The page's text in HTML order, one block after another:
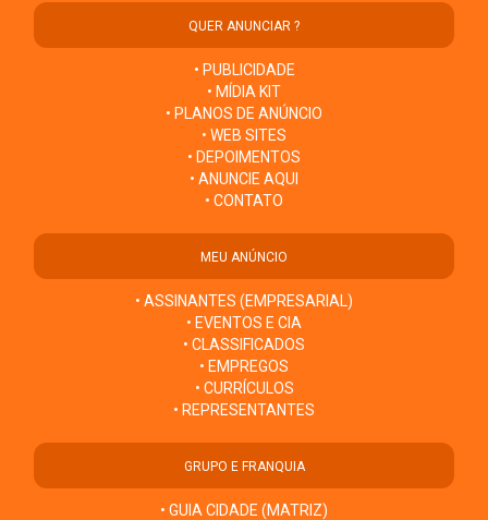
QUER ANUNCIAR ?
• PUBLICIDADE
• MÍDIA KIT
• PLANOS DE ANÚNCIO
• WEB SITES
• DEPOIMENTOS
• ANUNCIE AQUI
• CONTATO
MEU ANÚNCIO
• ASSINANTES (EMPRESARIAL)
• EVENTOS E CIA
• CLASSIFICADOS
• EMPREGOS
• CURRÍCULOS
• REPRESENTANTES
GRUPO E FRANQUIA
• GUIA CIDADE (MATRIZ)